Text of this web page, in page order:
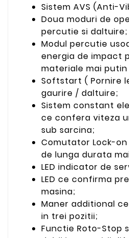
Sistem AVS (Anti-
Doua moduri de
percutie si daltuire;
Modul percutie
energia de impact
materiale mai
Softstart ( Pornire
gaurire / daltuire;
Sistem constant
ce confera viteza
sub sarcina;
Comutator Lock-
de lunga durata
LED indicator de
LED ce confirma
masina;
Maner additional
in trei pozitii;
Functie Roto-Stop